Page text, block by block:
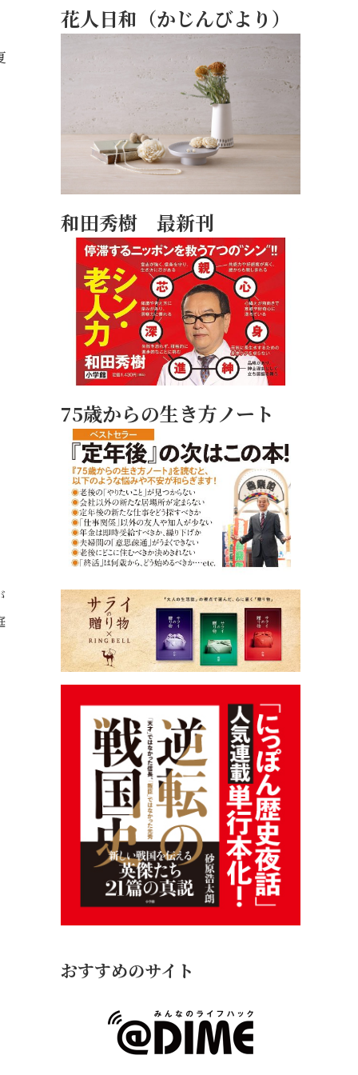
花人日和（かじんびより）
和田秀樹 最新刊
75歳からの生き方ノート
おすすめのサイト